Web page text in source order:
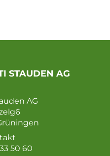
STAUDEN AG
AG
50 60